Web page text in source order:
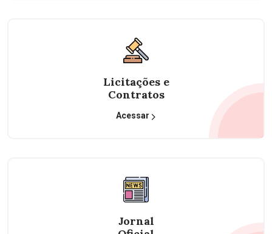
Licitações e
Contratos
Acessar
Jornal